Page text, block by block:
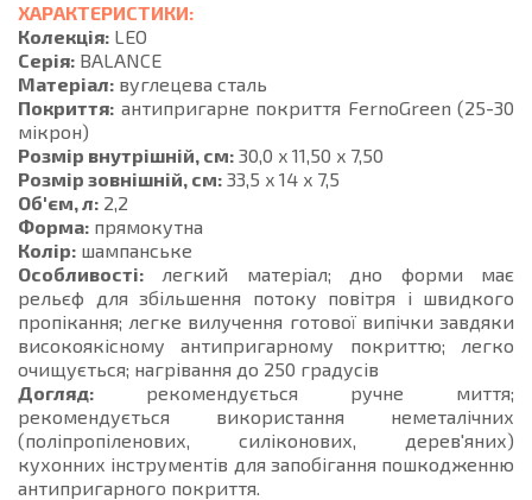
ХАРАКТЕРИСТИКИ:
Колекція: LEO
Серія: BALANCE
Матеріал: вуглецева сталь
Покриття: антипригарне покриття FernoGreen (25-30
мікрон)
Розмір внутрішній, см: 30,0 x 11,50 x 7,50
Розмір зовнішній, см: 33,5 x 14 x 7,5
Об'єм, л: 2,2
Форма: прямокутна
Колір: шампанське
Особливості: легкий матеріал; дно форми має
рельєф для збільшення потоку повітря і швидкого
пропікання; легке вилучення готової випічки завдяки
високоякісному антипригарному покриттю; легко
очищується; нагрівання до 250 градусів
Догляд: рекомендується ручне миття;
рекомендується використання неметалічних
(поліпропіленових, силіконових, дерев'яних)
кухонних інструментів для запобігання пошкодженню
антипригарного покриття.